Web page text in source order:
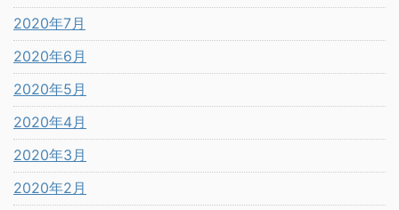
2020年7月
2020年6月
2020年5月
2020年4月
2020年3月
2020年2月